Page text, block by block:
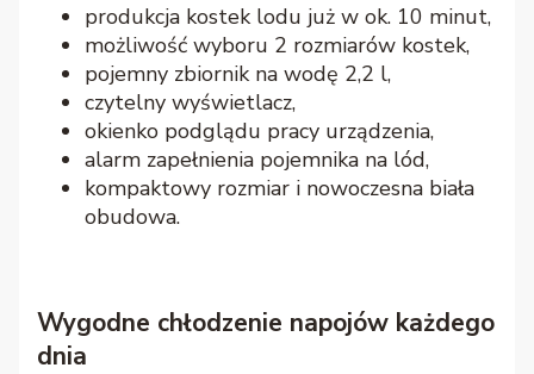
produkcja kostek lodu już w ok. 10 minut,
możliwość wyboru 2 rozmiarów kostek,
pojemny zbiornik na wodę 2,2 l,
czytelny wyświetlacz,
okienko podglądu pracy urządzenia,
alarm zapełnienia pojemnika na lód,
kompaktowy rozmiar i nowoczesna biała
obudowa.
Wygodne chłodzenie napojów każdego
dnia